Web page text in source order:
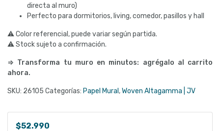
directa al muro)
Perfecto para dormitorios, living, comedor, pasillos y hall
⚠ Color referencial, puede variar según partida.
⚠ Stock sujeto a confirmación.
⇒ Transforma tu muro en minutos: agrégalo al carrito
ahora.
SKU: 26105 Categorías: Papel Mural ,Woven Altagamma | JV
$52.990